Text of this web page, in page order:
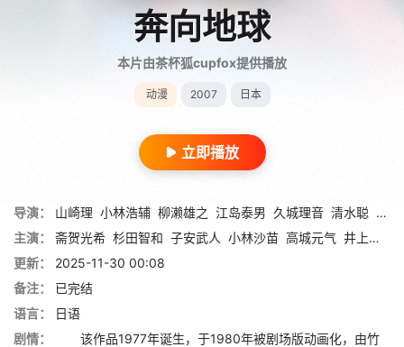
奔向地球
本片由茶杯狐cupfox提供播放
动漫 2007 日本
立即播放
导演： 山崎理 小林浩辅 柳濑雄之 江岛泰男 久城理音 清水聪 星
主演：
斋贺光希 杉田智和 子安武人 小林沙苗 高城元气 井上麻里奈
更新：
2025-11-30 00:08
备注：
已完结
语言：
日语
剧情：
该作品1977年诞生，于1980年被剧场版动画化，由竹